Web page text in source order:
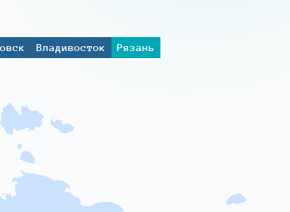
Владивосток
Рязань